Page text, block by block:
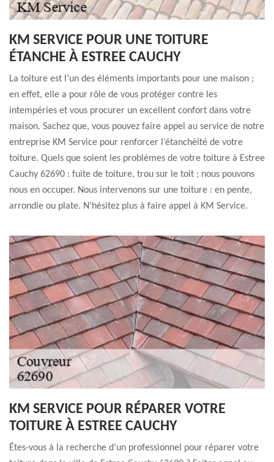
KM SERVICE POUR UNE TOITURE
ÉTANCHE À ESTREE CAUCHY
La toiture est l’un des éléments importants pour une maison ;
en effet, elle a pour rôle de vous protéger contre les
intempéries et vous procurer un excellent confort dans votre
maison. Sachez que, vous pouvez faire appel au service de notre
entreprise KM Service pour renforcer l’étanchéité de votre
toiture. Quels que soient les problèmes de votre toiture à Estree
Cauchy 62690 : fuite de toiture, trou sur le toit ; nous pouvons
nous en occuper. Nous intervenons sur une toiture : en pente,
arrondie ou plate. N’hésitez plus à faire appel à KM Service.
KM SERVICE POUR RÉPARER VOTRE
TOITURE À ESTREE CAUCHY
Êtes-vous à la recherche d’un professionnel pour réparer votre